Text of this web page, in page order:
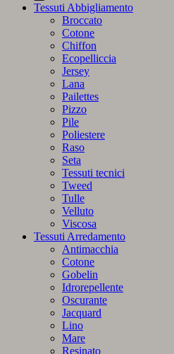
Tessuti Abbigliamento
Broccato
Cotone
Chiffon
Ecopelliccia
Jersey
Lana
Pailettes
Pizzo
Pile
Poliestere
Raso
Seta
Tessuti tecnici
Tweed
Tulle
Velluto
Viscosa
Tessuti Arredamento
Antimacchia
Cotone
Gobelin
Idrorepellente
Oscurante
Jacquard
Lino
Mare
Resinato